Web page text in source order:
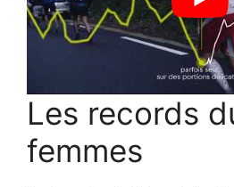
Les records
femmes